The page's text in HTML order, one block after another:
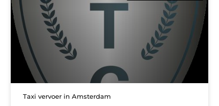
Taxi vervoer in Amsterdam